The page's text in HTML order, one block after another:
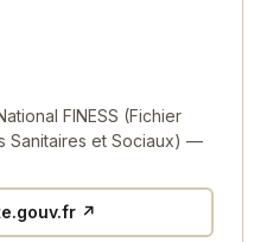
FINESS (Fichier
Sanitaires et Sociaux) —
↗